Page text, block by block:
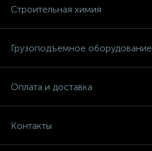
Строительная химия
Грузоподъемное оборудование
Оплата и доставка
Контакты